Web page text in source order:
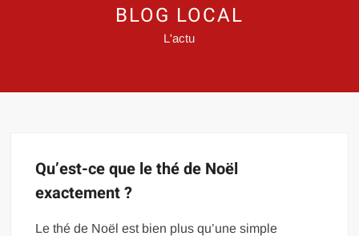
BLOG LOCAL
L'actu
Qu’est-ce que le thé de Noël
exactement ?
Le thé de Noël est bien plus qu’une simple